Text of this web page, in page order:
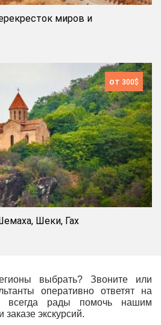
миров и
от 300$
Шеки, Гах
выбрать? Звоните или
оперативно ответят на
рады помочь нашим
экскурсий.